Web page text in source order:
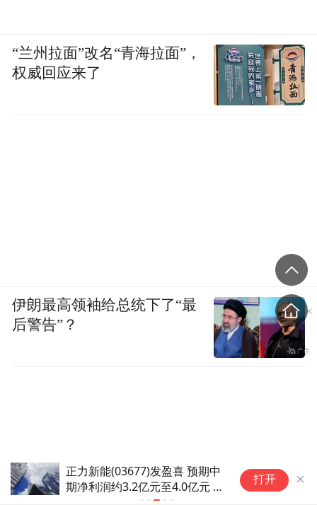
正力新能(03677)发盈喜 预期中
期净利润约3.2亿元至4.0亿元 同
比增长约45.5%至81.8%
Take-Two
打开
“兰州拉面”改名“青海拉面”，
权威回应来了
伊朗最高领袖给总统下了“最
后警告”？